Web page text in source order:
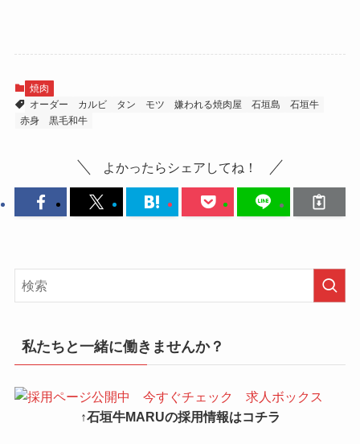
焼肉
オーダー
カルビ タン モツ 嫌われる焼肉屋 石垣島
石垣牛
赤身
黒毛和牛
よかったらシェアしてね！
私たちと一緒に働きませんか？
↑石垣牛MARUの採用情報はコチラ